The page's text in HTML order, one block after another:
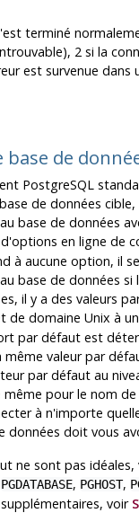
terminé
2 si la
est survenue
base de
PostgreSQL
de données
base de données
en ligne de
à aucune option, il
base de données
il y a des valeurs
de domaine Unix à
par défaut est
même valeur par
par défaut au
pour le nom
à n'importe
données doit vous
ne sont pas
PGDATABASE, PGHOST,
voir